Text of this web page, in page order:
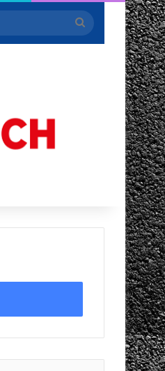
per